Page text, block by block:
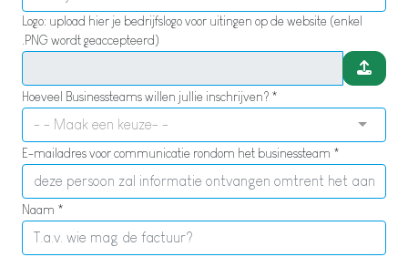
Logo: upload hier je bedrijfslogo voor uitingen op de website (enkel
.PNG wordt geaccepteerd)
Hoeveel Businessteams willen jullie inschrijven? *
- - Maak een keuze- -
E-mailadres voor communicatie rondom het businessteam *
Naam *